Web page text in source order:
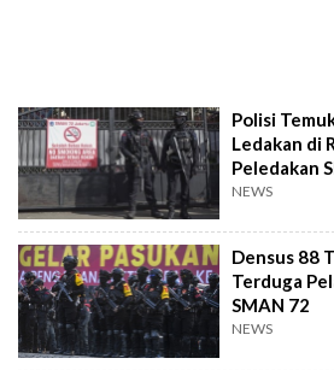
Polisi
Ledakan di
Peledakan
NEWS
Densus 88
Terduga
SMAN 72
NEWS